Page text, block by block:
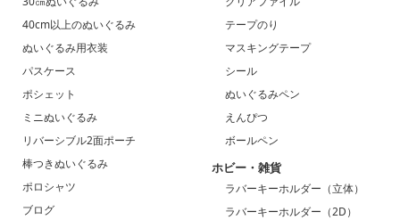
40cm以上のぬいぐるみ
ぬいぐるみ用衣装
パスケース
ポシェット
ミニぬいぐるみ
リバーシブル2面ポーチ
棒つきぬいぐるみ
ポロシャツ
ブログ
テープのり
マスキングテープ
シール
ぬいぐるみペン
えんぴつ
ボールペン
ホビー・雑貨
ラバーキーホルダー（立体）
ラバーキーホルダー（2D）